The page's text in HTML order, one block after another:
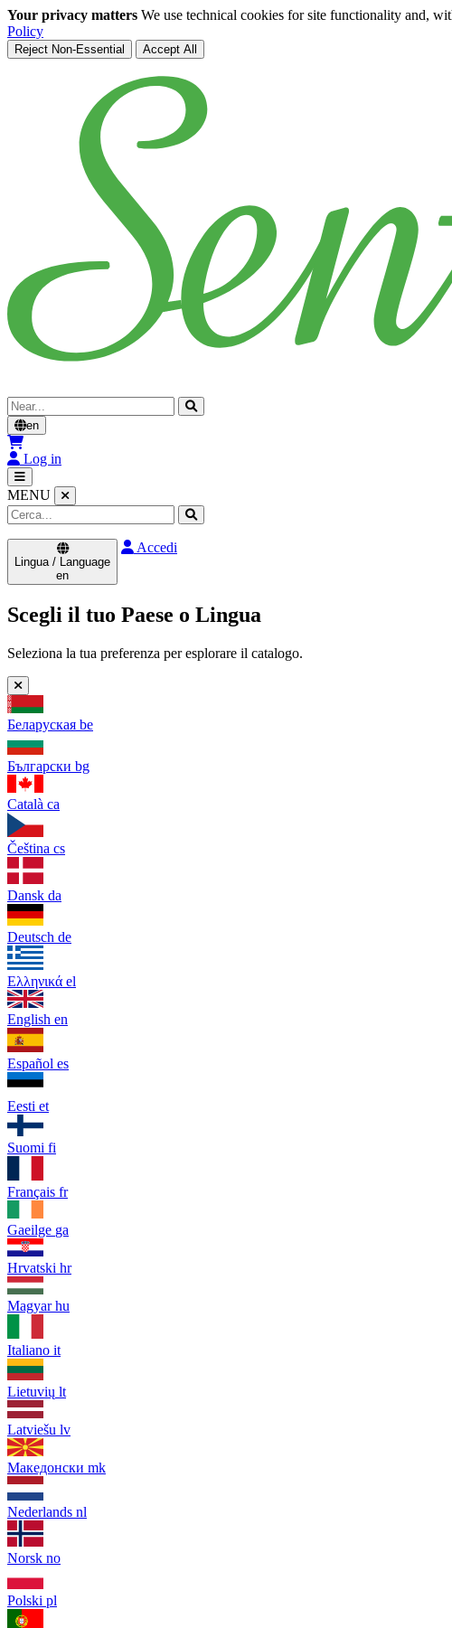
Your privacy matters We use technical cookies for site functionality and,
Policy
Reject Non-Essential Accept All
Cerca
en
Log in
MENU
Lingua / Language
en
Accedi
Scegli il tuo Paese o Lingua
Seleziona la tua preferenza per esplorare il catalogo.
Беларуская be
Български bg
Català ca
Čeština cs
Dansk da
Deutsch de
Ελληνικά el
English en
Español es
Eesti et
Suomi fi
Français fr
Gaeilge ga
Hrvatski hr
Magyar hu
Italiano it
Lietuvių lt
Latviešu lv
Македонски mk
Nederlands nl
Norsk no
Polski pl